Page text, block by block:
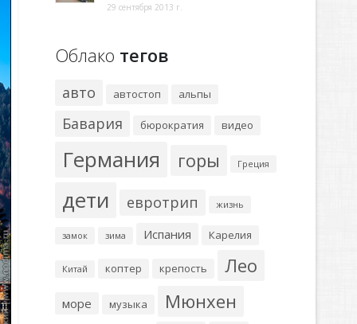
29 сентября 2013 г.
Облако тегов
авто автостоп альпы
Бавария бюрократия видео
Германия горы Греция
дети евротрип жизнь
замок зима Испания Карелия
Китай коптер крепость Лео
море музыка Мюнхен